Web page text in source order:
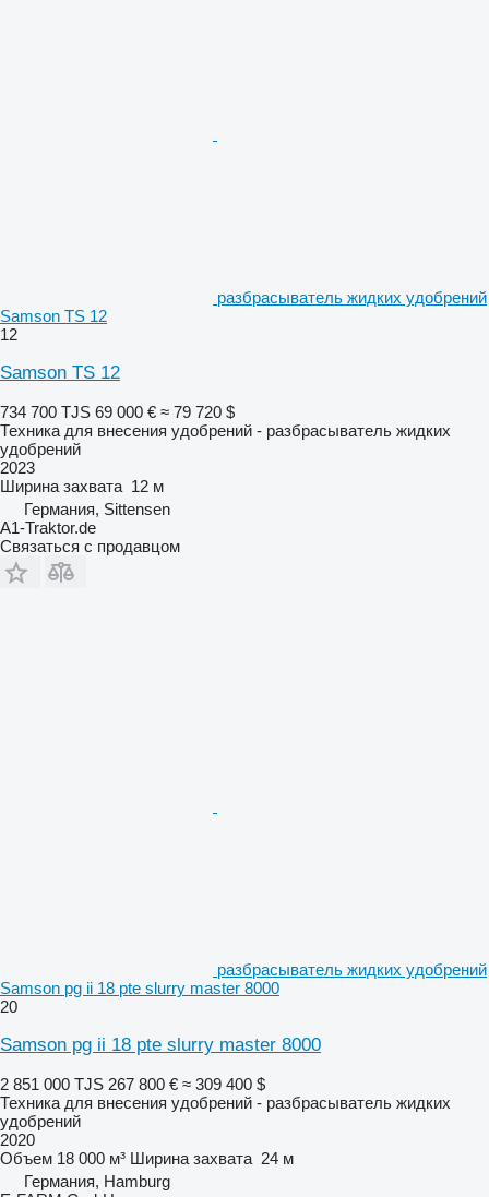
разбрасыватель жидких удобрений
Samson TS 12
12
Samson TS 12
734 700 TJS 69 000 € ≈ 79 720 $
Техника для внесения удобрений - разбрасыватель жидких
удобрений
2023
Ширина захвата 12 м
Германия, Sittensen
A1-Traktor.de
Связаться с продавцом
разбрасыватель жидких удобрений
Samson pg ii 18 pte slurry master 8000
20
Samson pg ii 18 pte slurry master 8000
2 851 000 TJS 267 800 € ≈ 309 400 $
Техника для внесения удобрений - разбрасыватель жидких
удобрений
2020
Объем 18 000 м³ Ширина захвата 24 м
Германия, Hamburg